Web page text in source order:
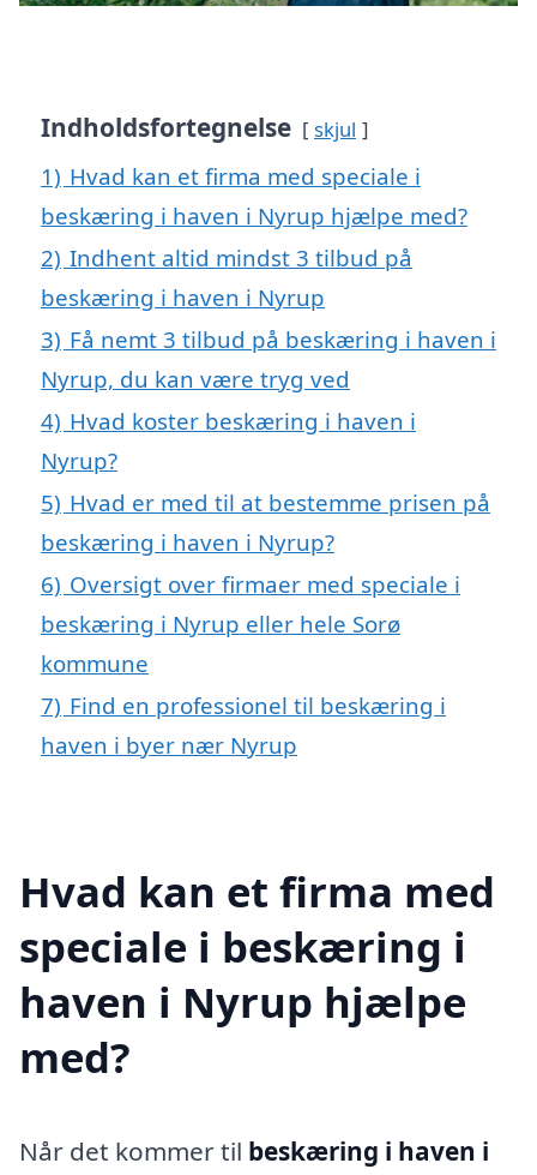
Indholdsfortegnelse skjul
1) Hvad kan et firma med speciale i
beskæring i haven i Nyrup hjælpe med?
2) Indhent altid mindst 3 tilbud på
beskæring i haven i Nyrup
3) Få nemt 3 tilbud på beskæring i haven i
Nyrup, du kan være tryg ved
4) Hvad koster beskæring i haven i
Nyrup?
5) Hvad er med til at bestemme prisen på
beskæring i haven i Nyrup?
6) Oversigt over firmaer med speciale i
beskæring i Nyrup eller hele Sorø
kommune
7) Find en professionel til beskæring i
haven i byer nær Nyrup
Hvad kan et firma med
speciale i beskæring i
haven i Nyrup hjælpe
med?
Når det kommer til beskæring i haven i